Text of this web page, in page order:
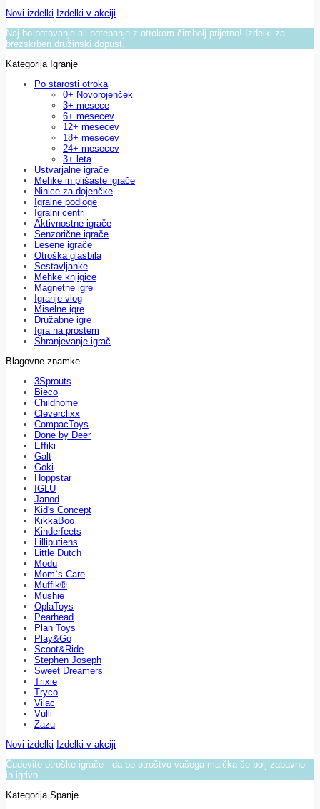
Novi izdelki Izdelki v akciji
Naj bo potovanje ali potepanje z otrokom čimbolj prijetno! Izdelki za
brezskrben družinski dopust.
Kategorija Igranje
Po starosti otroka
0+ Novorojenček
3+ mesece
6+ mesecev
12+ mesecev
18+ mesecev
24+ mesecev
3+ leta
Ustvarjalne igrače
Mehke in plišaste igrače
Ninice za dojenčke
Igralne podloge
Igralni centri
Aktivnostne igrače
Senzorične igrače
Lesene igrače
Otroška glasbila
Sestavljanke
Mehke knjigice
Magnetne igre
Igranje vlog
Miselne igre
Družabne igre
Igra na prostem
Shranjevanje igrač
Blagovne znamke
3Sprouts
Bieco
Childhome
Cleverclixx
CompacToys
Done by Deer
Effiki
Galt
Goki
Hoppstar
IGLU
Janod
Kid's Concept
KikkaBoo
Kinderfeets
Lilliputiens
Little Dutch
Modu
Mom`s Care
Muffik®
Mushie
OplaToys
Pearhead
Plan Toys
Play&Go
Scoot&Ride
Stephen Joseph
Sweet Dreamers
Trixie
Tryco
Vilac
Vulli
Zazu
Novi izdelki Izdelki v akciji
Čudovite otroške igrače - da bo otroštvo vašega malčka še bolj zabavno
in igrivo.
Kategorija Spanje